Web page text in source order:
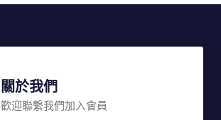
關於我們
歡迎聯繫我們加入會員